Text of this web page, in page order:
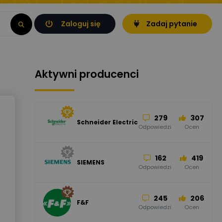
Zaloguj się Zadaj pytanie
Aktywni producenci
Schneider Electric 279
Odpowiedzi
307
Ocen
SIEMENS 162
Odpowiedzi
419
Ocen
F&F 245
Odpowiedzi
206
Ocen